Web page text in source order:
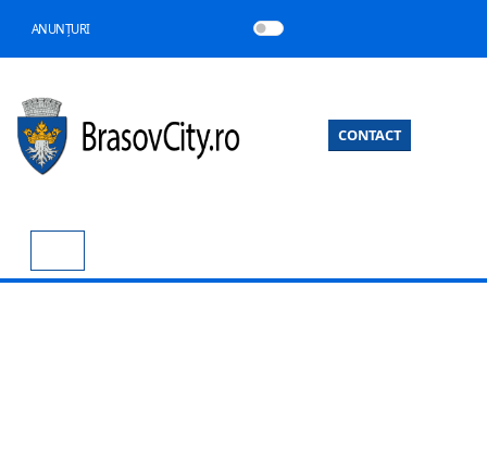
ANUNȚURI
CONTACT